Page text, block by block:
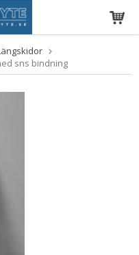
sns bindning